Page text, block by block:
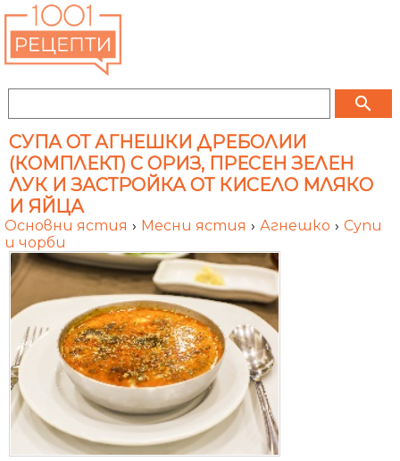
search
СУПА ОТ АГНЕШКИ ДРЕБОЛИИ
(КОМПЛЕКТ) С ОРИЗ, ПРЕСЕН ЗЕЛЕН
ЛУК И ЗАСТРОЙКА ОТ КИСЕЛО МЛЯКО
И ЯЙЦА
Основни ястия › Месни ястия › Агнешко › Супи
и чорби